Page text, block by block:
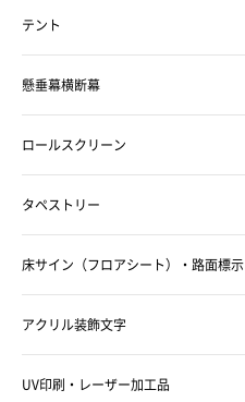
テント
懸垂幕横断幕
ロールスクリーン
タペストリー
床サイン（フロアシート）・路面標示
アクリル装飾文字
UV印刷・レーザー加工品